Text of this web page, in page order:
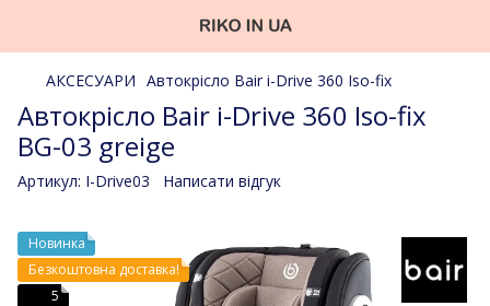
АКСЕСУАРИ Автокрісло Bair i-Drive 360 Iso-fix
Aвтокрісло Bair i-Drive 360 Iso-fix
BG-03 greige
Артикул: I-Drive03 Написати відгук
Новинка
Безкоштовна доставка!
5